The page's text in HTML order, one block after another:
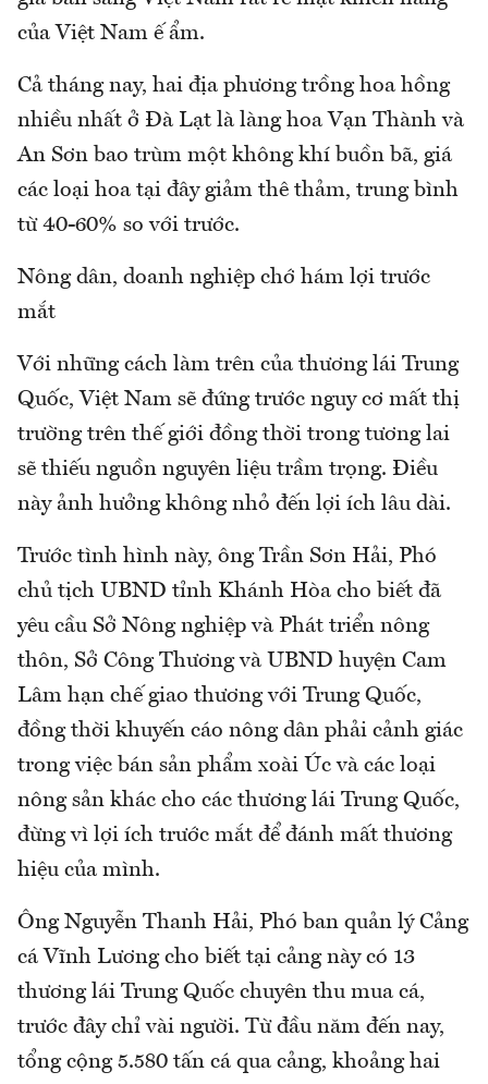
của Việt Nam ế ẩm.
Cả tháng nay, hai địa phương trồng hoa hồng
nhiều nhất ở Đà Lạt là làng hoa Vạn Thành và
An Sơn bao trùm một không khí buồn bã, giá
các loại hoa tại đây giảm thê thảm, trung bình
từ 40-60% so với trước.
Nông dân, doanh nghiệp chớ hám lợi trước
mắt
Với những cách làm trên của thương lái Trung
Quốc, Việt Nam sẽ đứng trước nguy cơ mất thị
trường trên thế giới đồng thời trong tương lai
sẽ thiếu nguồn nguyên liệu trầm trọng. Điều
này ảnh hưởng không nhỏ đến lợi ích lâu dài.
Trước tình hình này, ông Trần Sơn Hải, Phó
chủ tịch UBND tỉnh Khánh Hòa cho biết đã
yêu cầu Sở Nông nghiệp và Phát triển nông
thôn, Sở Công Thương và UBND huyện Cam
Lâm hạn chế giao thương với Trung Quốc,
đồng thời khuyến cáo nông dân phải cảnh giác
trong việc bán sản phẩm xoài Úc và các loại
nông sản khác cho các thương lái Trung Quốc,
đừng vì lợi ích trước mắt để đánh mất thương
hiệu của mình.
Ông Nguyễn Thanh Hải, Phó ban quản lý Cảng
cá Vĩnh Lương cho biết tại cảng này có 13
thương lái Trung Quốc chuyên thu mua cá,
trước đây chỉ vài người. Từ đầu năm đến nay,
tổng cộng 5.580 tấn cá qua cảng, khoảng hai